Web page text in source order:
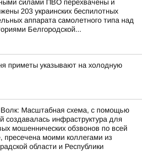
силами ПВО перехвачены и
203 украинских беспилотных
аппарата самолетного типа над
Белгородской...
приметы указывают на холодную
Масштабная схема, с помощью
создавалась инфраструктура для
мошеннических обзвонов по всей
пресечена моими коллегами из
области и Республики